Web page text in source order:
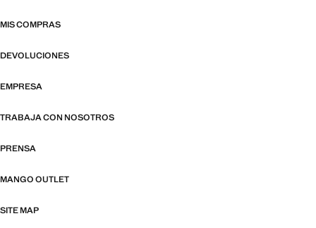
MIS COMPRAS
DEVOLUCIONES
EMPRESA
TRABAJA CON NOSOTROS
PRENSA
MANGO OUTLET
SITE MAP